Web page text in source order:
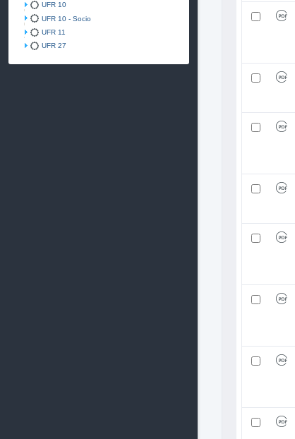
UFR 10
UFR 10 - Socio
UFR 11
UFR 27